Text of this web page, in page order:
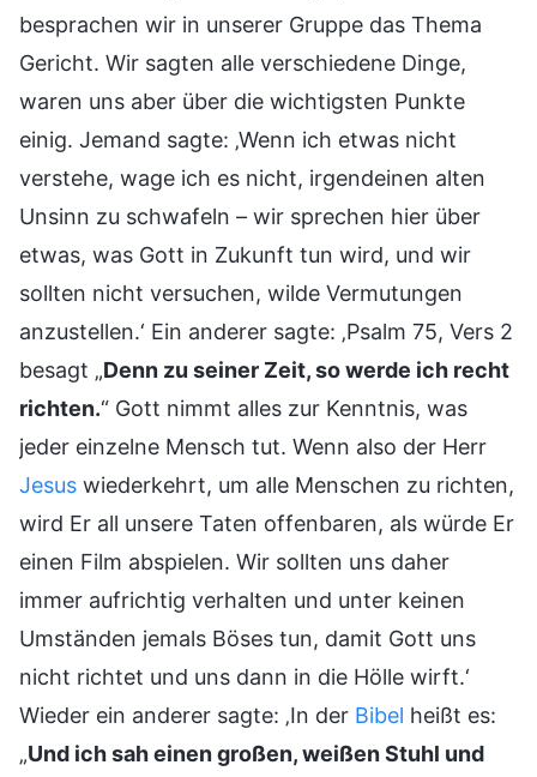
besprachen wir in unserer Gruppe das Thema
Gericht. Wir sagten alle verschiedene Dinge,
waren uns aber über die wichtigsten Punkte
einig. Jemand sagte: ‚Wenn ich etwas nicht
verstehe, wage ich es nicht, irgendeinen alten
Unsinn zu schwafeln – wir sprechen hier über
etwas, was Gott in Zukunft tun wird, und wir
sollten nicht versuchen, wilde Vermutungen
anzustellen.‘ Ein anderer sagte: ‚Psalm 75, Vers 2
besagt „Denn zu seiner Zeit, so werde ich recht
richten.“ Gott nimmt alles zur Kenntnis, was
jeder einzelne Mensch tut. Wenn also der Herr
Jesus wiederkehrt, um alle Menschen zu richten,
wird Er all unsere Taten offenbaren, als würde Er
einen Film abspielen. Wir sollten uns daher
immer aufrichtig verhalten und unter keinen
Umständen jemals Böses tun, damit Gott uns
nicht richtet und uns dann in die Hölle wirft.‘
Wieder ein anderer sagte: ‚In der Bibel heißt es:
„Und ich sah einen großen, weißen Stuhl und